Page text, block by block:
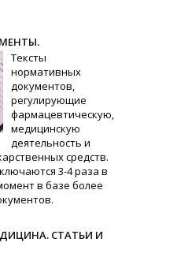
Тексты
нормативных
документов,
регулирующие
фармацевтическую,
медицинскую
деятельность и
средств.
3-4 раза в
в базе более
СТАТЬИ И